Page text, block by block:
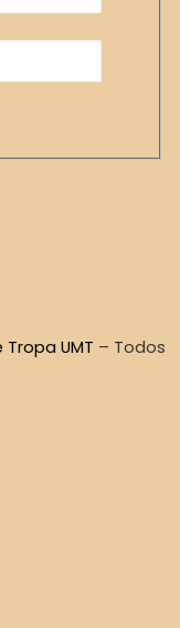
UMT – Todos